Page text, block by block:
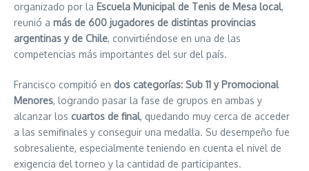
organizado por la Escuela Municipal de Tenis de Mesa local,
reunió a más de 600 jugadores de distintas provincias
argentinas y de Chile, convirtiéndose en una de las
competencias más importantes del sur del país.
Francisco compitió en dos categorías: Sub 11 y Promocional
Menores, logrando pasar la fase de grupos en ambas y
alcanzar los cuartos de final, quedando muy cerca de acceder
a las semifinales y conseguir una medalla. Su desempeño fue
sobresaliente, especialmente teniendo en cuenta el nivel de
exigencia del torneo y la cantidad de participantes.